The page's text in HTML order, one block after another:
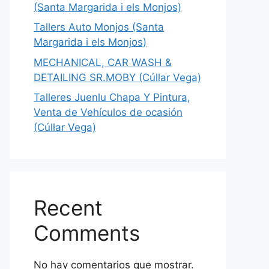
(Santa Margarida i els Monjos)
Tallers Auto Monjos (Santa
Margarida i els Monjos)
MECHANICAL, CAR WASH &
DETAILING SR.MOBY (Cúllar Vega)
Talleres Juenlu Chapa Y Pintura,
Venta de Vehículos de ocasión
(Cúllar Vega)
Recent
Comments
No hay comentarios que mostrar.